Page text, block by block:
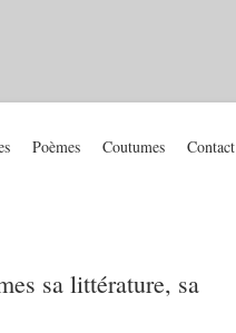
sa littérature, sa
Poèmes Coutumes Contact